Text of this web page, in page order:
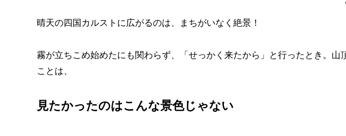
晴天の四国カルストに広がるのは、まちがいなく絶景！
霧が立ちこめ始めたにも関わらず、「せっかく来たから」と行ったとき。山
ことは、
見たかったのはこんな景色じゃない